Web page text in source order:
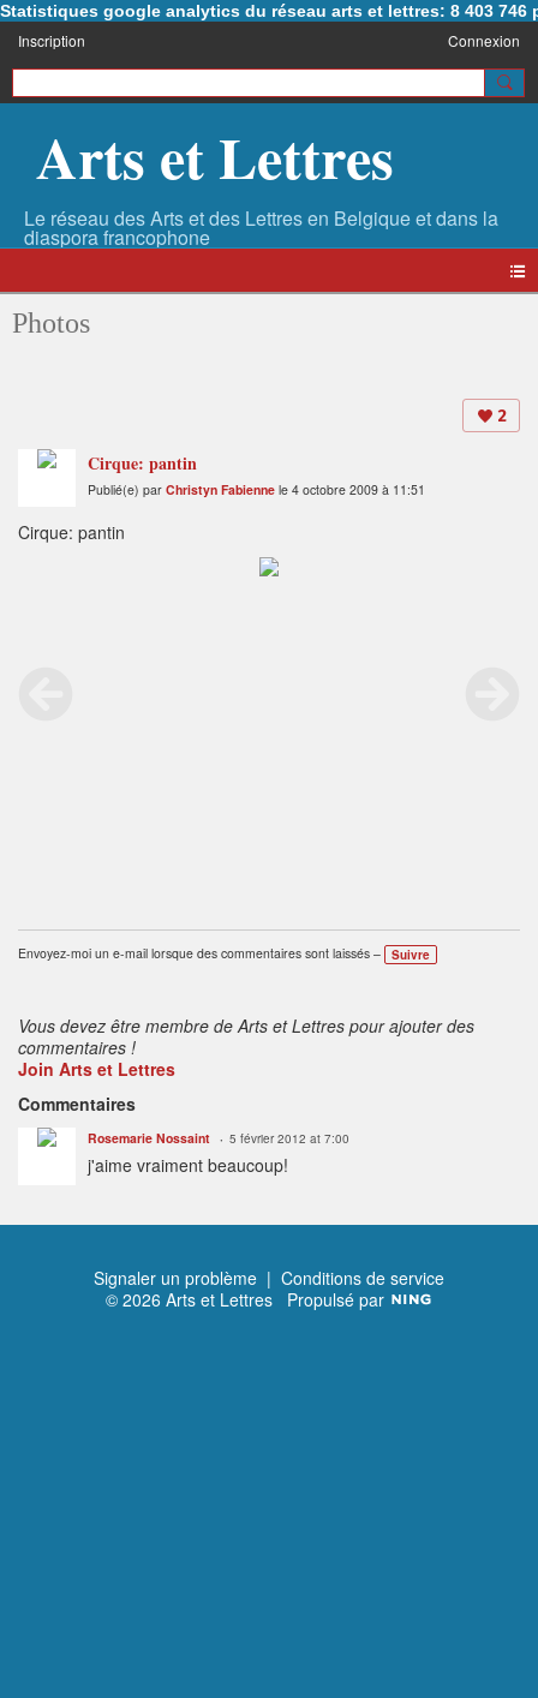
Statistiques google analytics du réseau arts et lettres: 8 403 746
Inscription Connexion
Arts et Lettres
Photos
2
Cirque: pantin
Publié(e) par Christyn Fabienne le 4 octobre 2009 à 11:51
Cirque: pantin
Envoyez-moi un e-mail lorsque des commentaires sont laissés – Suivre
Vous devez être membre de Arts et Lettres pour ajouter des
commentaires !
Join Arts et Lettres
Commentaires
Rosemarie Nossaint 5 février 2012 at 7:00
j'aime vraiment beaucoup!
Signaler un problème | Conditions de service
© 2026 Arts et Lettres Propulsé par